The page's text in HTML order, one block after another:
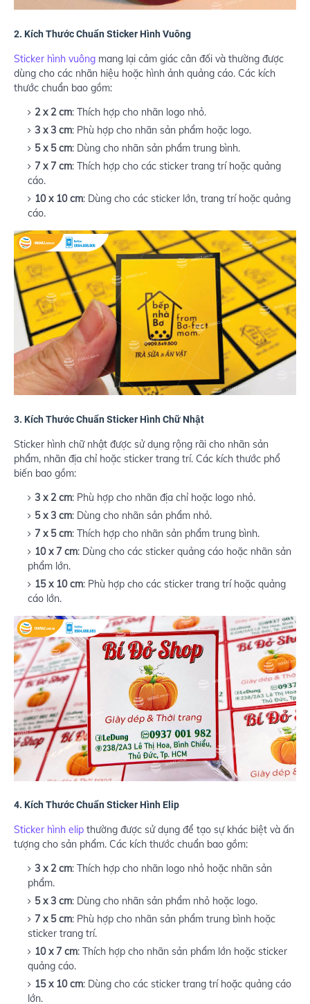
2. Kích Thước Chuẩn Sticker Hình Vuông
Sticker hình vuông mang lại cảm giác cân đối và thường được
dùng cho các nhãn hiệu hoặc hình ảnh quảng cáo. Các kích
thước chuẩn bao gồm:
2 x 2 cm: Thích hợp cho nhãn logo nhỏ.
3 x 3 cm: Phù hợp cho nhãn sản phẩm hoặc logo.
5 x 5 cm: Dùng cho nhãn sản phẩm trung bình.
7 x 7 cm: Thích hợp cho các sticker trang trí hoặc quảng
cáo.
10 x 10 cm: Dùng cho các sticker lớn, trang trí hoặc quảng
cáo.
3. Kích Thước Chuẩn Sticker Hình Chữ Nhật
Sticker hình chữ nhật được sử dụng rộng rãi cho nhãn sản
phẩm, nhãn địa chỉ hoặc sticker trang trí. Các kích thước phổ
biến bao gồm:
3 x 2 cm: Phù hợp cho nhãn địa chỉ hoặc logo nhỏ.
5 x 3 cm: Dùng cho nhãn sản phẩm nhỏ.
7 x 5 cm: Thích hợp cho nhãn sản phẩm trung bình.
10 x 7 cm: Dùng cho các sticker quảng cáo hoặc nhãn sản
phẩm lớn.
15 x 10 cm: Phù hợp cho các sticker trang trí hoặc quảng
cáo lớn.
4. Kích Thước Chuẩn Sticker Hình Elip
Sticker hình elip thường được sử dụng để tạo sự khác biệt và ấn
tượng cho sản phẩm. Các kích thước chuẩn bao gồm:
3 x 2 cm: Thích hợp cho nhãn logo nhỏ hoặc nhãn sản
phẩm.
5 x 3 cm: Dùng cho nhãn sản phẩm nhỏ hoặc logo.
7 x 5 cm: Phù hợp cho nhãn sản phẩm trung bình hoặc
sticker trang trí.
10 x 7 cm: Thích hợp cho nhãn sản phẩm lớn hoặc sticker
quảng cáo.
15 x 10 cm: Dùng cho các sticker trang trí hoặc quảng cáo
lớn.